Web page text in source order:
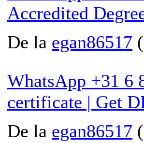
Accredited
De la egan86517
WhatsApp +31 6
certificate | Get
De la egan86517